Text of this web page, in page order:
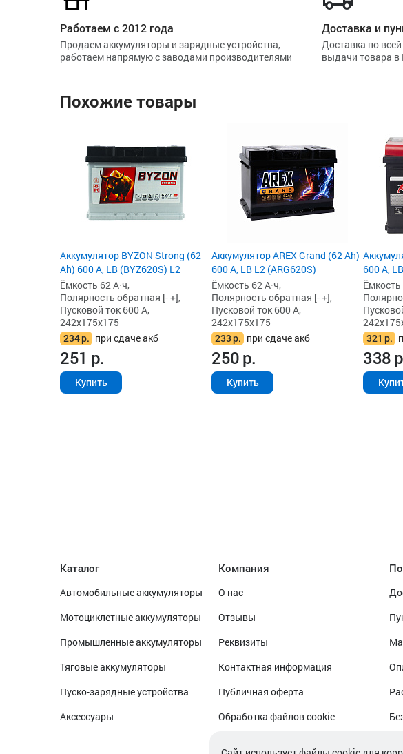
Работаем с 2012 года
Продаем аккумуляторы и зарядные устройства,
работаем напрямую с заводами производителями
Доставка и
Доставка по
выдачи товара в
Похожие товары
Аккумулятор BYZON Strong (62
Ah) 600 А, LB (BYZ620S) L2
Ёмкость 62 А·ч,
Полярность обратная [- +],
Пусковой ток 600 А,
242x175x175
234р. при сдаче акб
251 р.
Купить
Аккумулятор AREX Grand (62 Ah)
600 А, LB L2 (ARG620S)
Ёмкость 62 А·ч,
Полярность обратная [- +],
Пусковой ток 600 А,
242x175x175
233р. при сдаче акб
250р.
Купить
600 А,
Ёмкость
321 р.
338
Каталог
Автомобильные аккумуляторы
Мотоциклетные аккумуляторы
Промышленные аккумуляторы
Тяговые аккумуляторы
Пуско-зарядные устройства
Аксессуары
Компания
О нас
Отзывы
Реквизиты
Контактная информация
Публичная оферта
Обработка файлов cookie